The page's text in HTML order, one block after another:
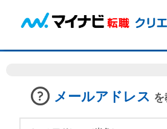
メールアドレス